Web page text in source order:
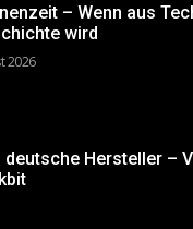
– Wenn aus
wird
2026
Hersteller –